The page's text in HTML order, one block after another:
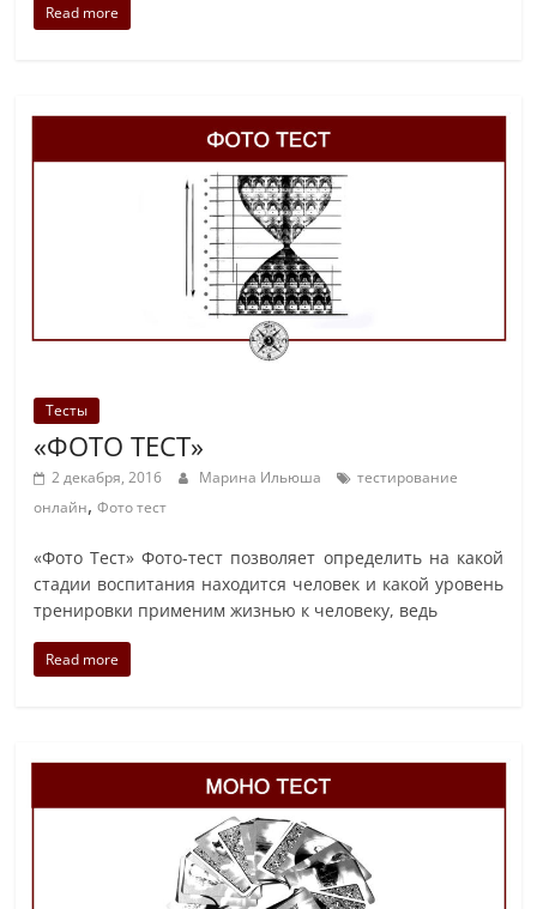
Read more
Тесты
«ФОТО ТЕСТ»
2 декабря, 2016 Марина Ильюша
тестирование
онлайн,Фото тест
«Фото Тест» Фото-тест позволяет определить на какой
стадии воспитания находится человек и какой уровень
тренировки применим жизнью к человеку, ведь
Read more